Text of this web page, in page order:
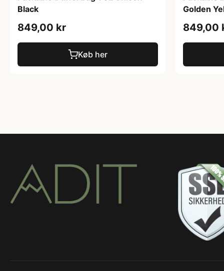
Black
849,00 kr
Køb her
Golden
849,00